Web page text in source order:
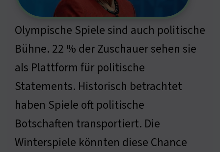
Olympische Spiele sind auch politische
Bühne. 22 % der Zuschauer sehen sie
als Plattform für politische
Statements. Historisch betrachtet
haben Spiele oft politische
Botschaften transportiert. Die
Winterspiele könnten diese Chance